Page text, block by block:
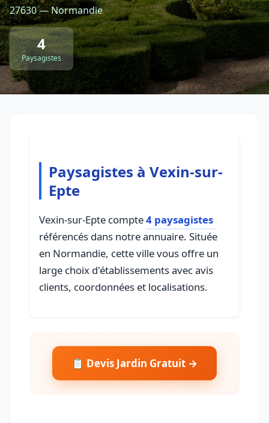
27630 — Normandie
4
Paysagistes
Paysagistes à Vexin-sur-
Epte
Vexin-sur-Epte compte4 paysagistes
référencés dans notre annuaire. Située
en Normandie, cette ville vous offre un
large choix d'établissements avec avis
clients, coordonnées et localisations.
📋 Devis Jardin Gratuit →